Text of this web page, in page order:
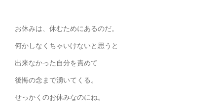
お休みは、休むためにあるのだ。
何かしなくちゃいけないと思うと
出来なかった自分を責めて
後悔の念まで湧いてくる。
せっかくのお休みなのにね。